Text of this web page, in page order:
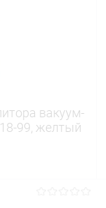
вакуум-
99, желтый